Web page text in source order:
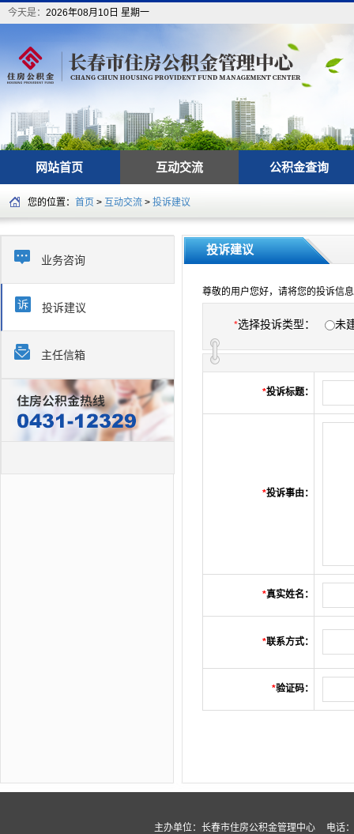
今天是： 2026年08月10日 星期一
网站首页 互动交流 公积金查询
您的位置： 首页 > 互动交流 > 投诉建议
业务咨询
投诉建议
主任信箱
投诉建议
尊敬的用户您好，请将您的投诉信
*选择投诉类型： 未
*投诉标题：
*投诉事由：
*真实姓名：
*联系方式：
*验证码：
主办单位：长春市住房公积金管理中心
电话